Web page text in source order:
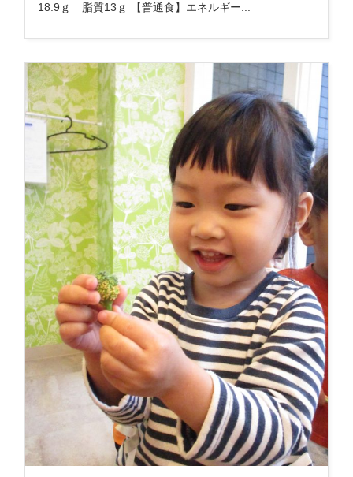
18.9ｇ 脂質13ｇ 【普通食】エネルギー...